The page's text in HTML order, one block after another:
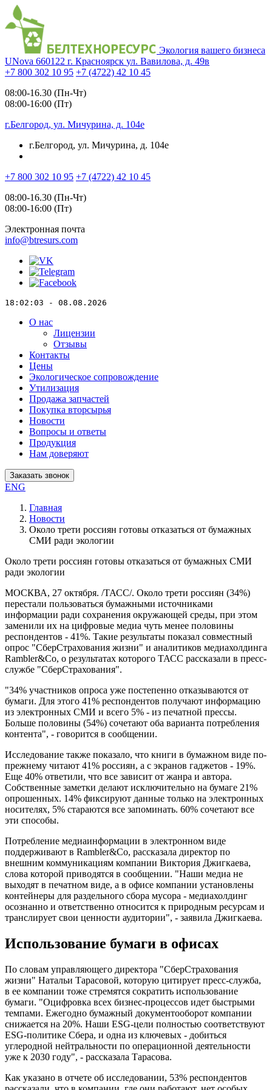
Экология вашего бизнеса
UNova 660122 г. Красноярск ул. Вавилова, д. 49в
+7 800 302 10 95 +7 (4722) 42 10 45
08:00-16.30 (Пн-Чт)
08:00-16:00 (Пт)
г.Белгород, ул. Мичурина, д. 104е
г.Белгород, ул. Мичурина, д. 104е
+7 800 302 10 95 +7 (4722) 42 10 45
08:00-16.30 (Пн-Чт)
08:00-16:00 (Пт)
Электронная почта
info@btresurs.com
18:02:03 - 08.08.2026
О нас
Лицензии
Отзывы
Контакты
Цены
Экологическое сопровождение
Утилизация
Продажа запчастей
Покупка вторсырья
Новости
Вопросы и ответы
Продукция
Нам доверяют
Заказать звонок
ENG
Главная
Новости
Около трети россиян готовы отказаться от бумажных
СМИ ради экологии
Около трети россиян готовы отказаться от бумажных СМИ
ради экологии
МОСКВА, 27 октября. /ТАСС/. Около трети россиян (34%)
перестали пользоваться бумажными источниками
информации ради сохранения окружающей среды, при этом
заменили их на цифровые медиа чуть менее половины
респондентов - 41%. Такие результаты показал совместный
опрос "СберСтрахования жизни" и аналитиков медиахолдинга
Rambler&Co, о результатах которого ТАСС рассказали в пресс-
службе "СберСтрахования".
"34% участников опроса уже постепенно отказываются от
бумаги. Для этого 41% респондентов получают информацию
из электронных СМИ и всего 5% - из печатной прессы.
Больше половины (54%) сочетают оба варианта потребления
контента", - говорится в сообщении.
Исследование также показало, что книги в бумажном виде по-
прежнему читают 41% россиян, а с экранов гаджетов - 19%.
Еще 40% ответили, что все зависит от жанра и автора.
Собственные заметки делают исключительно на бумаге 21%
опрошенных. 14% фиксируют данные только на электронных
носителях, 5% стараются все запоминать. 60% сочетают все
эти способы.
Потребление медиаинформации в электронном виде
поддерживают в Rambler&Co, рассказала директор по
внешним коммуникациям компании Виктория Джигкаева,
слова которой приводятся в сообщении. "Наши медиа не
выходят в печатном виде, а в офисе компании установлены
контейнеры для раздельного сбора мусора - медиахолдинг
осознанно и ответственно относится к природным ресурсам и
транслирует свои ценности аудитории", - заявила Джигкаева.
Использование бумаги в офисах
По словам управляющего директора "СберСтрахования
жизни" Натальи Тарасовой, которую цитирует пресс-служба,
в ее компании тоже стремятся сократить использование
бумаги. "Оцифровка всех бизнес-процессов идет быстрыми
темпами. Ежегодно бумажный документооборот компании
снижается на 20%. Наши ESG-цели полностью соответствуют
ESG-политике Сбера, и одна из ключевых - добиться
углеродной нейтральности по операционной деятельности
уже к 2030 году", - рассказала Тарасова.
Как указано в отчете об исследовании, 53% респондентов